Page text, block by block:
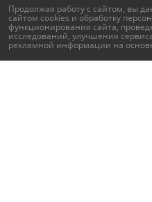
Продолжая работу с сайтом, вы
сайтом cookies и обработку
функционирования сайта,
исследований, улучшения
рекламной информации на